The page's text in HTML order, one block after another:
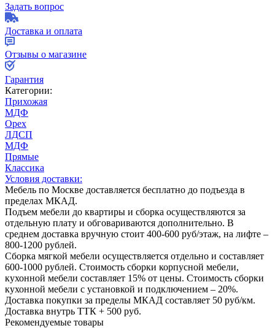
Задать вопрос
Доставка и оплата
Отзывы о магазине
Гарантия
Категории:
Прихожая
МДФ
Орех
ЛДСП
МДФ
Прямые
Классика
Условия доставки:
Мебель по Москве доставляется бесплатно до подъезда в
пределах МКАД.
Подъем мебели до квартиры и сборка осуществляются за
отдельную плату и обговариваются дополнительно. В
среднем доставка вручную стоит 400-600 руб/этаж, на лифте –
800-1200 рублей.
Сборка мягкой мебели осуществляется отдельно и составляет
600-1000 рублей. Стоимость сборки корпусной мебели,
кухонной мебели составляет 15% от цены. Стоимость сборки
кухонной мебели с установкой и подключением – 20%.
Доставка покупки за пределы МКАД составляет 50 руб/км.
Доставка внутрь ТТК + 500 руб.
Рекомендуемые товары